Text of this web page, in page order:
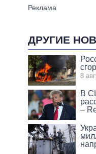
ДРУГИЕ
8
В
–